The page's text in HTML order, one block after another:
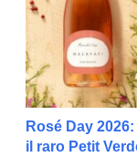
Rosé Day
il raro Petit